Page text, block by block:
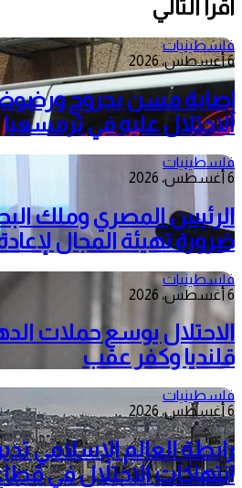
أقرأ التالي
فلسطينيات
6 أغسطس، 2026
إصابة مسن بجروح
الاحتلال عليه في ترمسعيا
فلسطينيات
6 أغسطس، 2026
الرئيس المصري وملك
ضرورة تهيئة المجال
فلسطينيات
6 أغسطس، 2026
الاحتلال يوسع حملات
قلنديا وكفر عقب
فلسطينيات
6 أغسطس، 2026
رابطة العالم الإسلامي
انتهاكات الاحتلال في